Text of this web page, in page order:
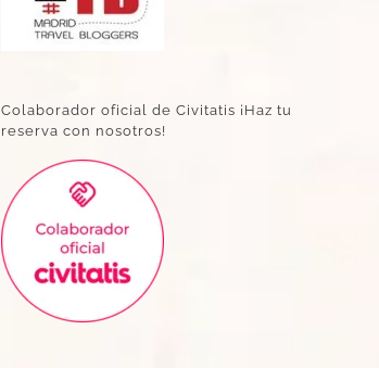
Colaborador oficial de Civitatis ¡Haz tu
reserva con nosotros!